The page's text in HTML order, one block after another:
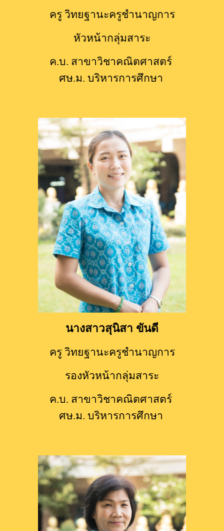
ครู วิทยฐานะครูชำนาญการ
หัวหน้ากลุ่มสาระ
ค.บ. สาขาวิชาคณิตศาสตร​์
ศษ.ม.​ บริหารการศึกษา
นางสาวสุนิสา ขันดี
ครู วิทยฐานะครูชำนาญการ
รองหัวหน้ากลุ่มสาระ
ค.บ. สาขาวิชาคณิตศาสตร​์
ศษ.ม.​ บริหารการศึกษา